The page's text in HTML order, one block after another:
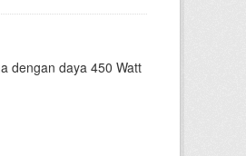
dengan daya 450 Watt